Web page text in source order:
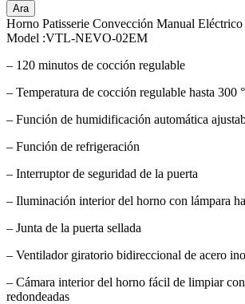
Ara
Horno Patisserie Convección Manual
Model :VTL-NEVO-02EM
– 120 minutos de cocción regulable
– Temperatura de cocción regulable hasta 300
– Función de humidificación automática
– Función de refrigeración
– Interruptor de seguridad de la puerta
– Iluminación interior del horno con lámpara
– Junta de la puerta sellada
– Ventilador giratorio bidireccional de acero
– Cámara interior del horno fácil de limpiar
redondeadas